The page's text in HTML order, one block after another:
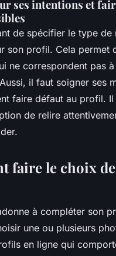
ses intentions et
de spécifier le type de
son profil. Cela permet
ne correspondent pas
il faut soigner ses
faire défaut au profil. Il
de relire
faire le choix
à compléter son
une ou plusieurs
en ligne qui